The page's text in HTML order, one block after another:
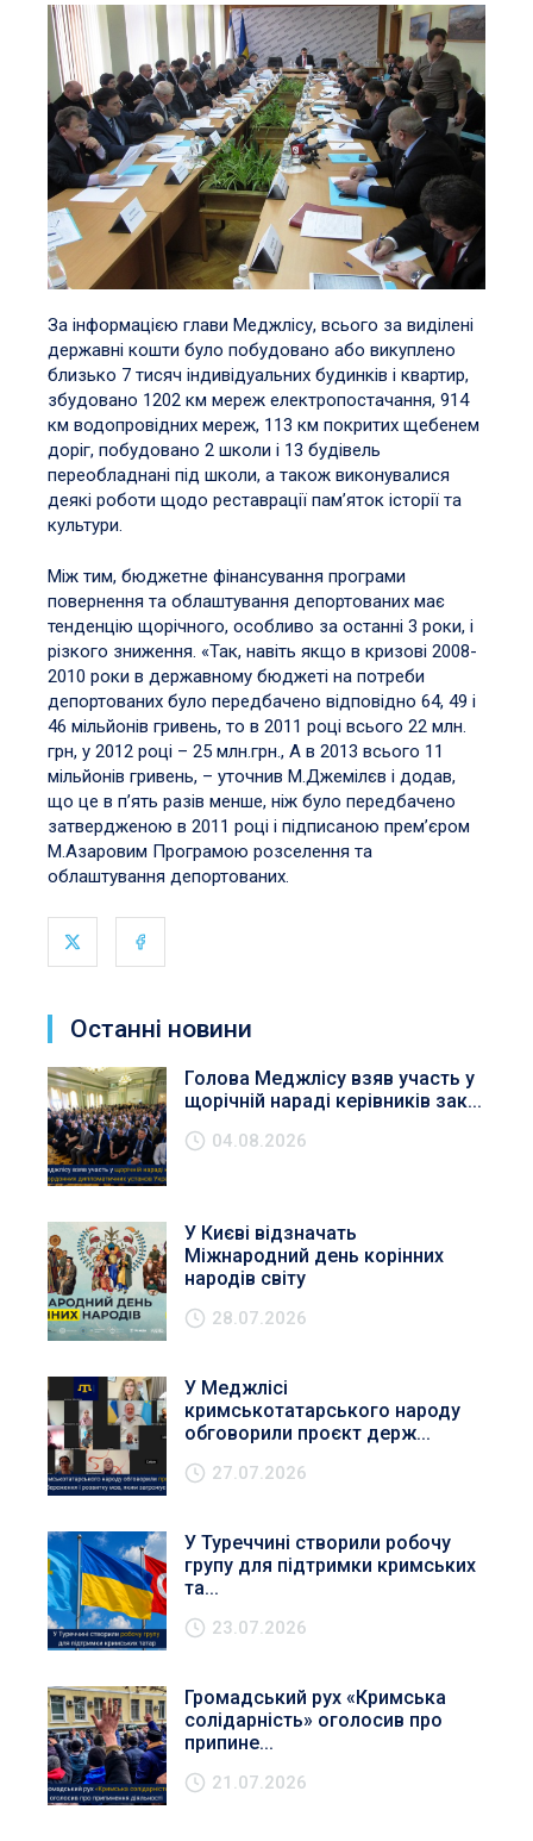
За інформацією глави Меджлісу, всього за виділені
державні кошти було побудовано або викуплено
близько 7 тисяч індивідуальних будинків і квартир,
збудовано 1202 км мереж електропостачання, 914
км водопровідних мереж, 113 км покритих щебенем
доріг, побудовано 2 школи і 13 будівель
переобладнані під школи, а також виконувалися
деякі роботи щодо реставрації пам’яток історії та
культури.
Між тим, бюджетне фінансування програми
повернення та облаштування депортованих має
тенденцію щорічного, особливо за останні 3 роки, і
різкого зниження. «Так, навіть якщо в кризові 2008-
2010 роки в державному бюджеті на потреби
депортованих було передбачено відповідно 64, 49 і
46 мільйонів гривень, то в 2011 році всього 22 млн.
грн, у 2012 році – 25 млн.грн., А в 2013 всього 11
мільйонів гривень, – уточнив М.Джемілєв і додав,
що це в п’ять разів менше, ніж було передбачено
затвердженою в 2011 році і підписаною прем’єром
М.Азаровим Програмою розселення та
облаштування депортованих.
Останні новини
Голова Меджлісу взяв участь у
щорічній нараді керівників зак...
04.08.2026
У Києві відзначать
Міжнародний день корінних
народів світу
28.07.2026
У Меджлісі
кримськотатарського народу
обговорили проєкт держ...
27.07.2026
У Туреччині створили робочу
групу для підтримки кримських
та...
23.07.2026
Громадський рух «Кримська
солідарність» оголосив про
припине...
21.07.2026